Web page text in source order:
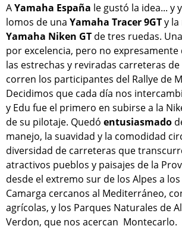
AYamaha España le gustó la idea... y
lomos de una Yamaha Tracer 9GTy
Yamaha Niken GT de tres ruedas.
por excelencia, pero no expresamente
las estrechas y reviradas carreteras
corren los participantes del Rallye de
Decidimos que cada día nos
y Edu fue el primero en subirse a la
de su pilotaje. Quedó entusiasmado
manejo, la suavidad y la comodidad
diversidad de carreteras que
atractivos pueblos y paisajes de la
desde el extremo sur de los Alpes a
Camarga cercanos al Mediterráneo,
agrícolas, y los Parques Naturales de
Verdon, que nos acercan Montecarlo.